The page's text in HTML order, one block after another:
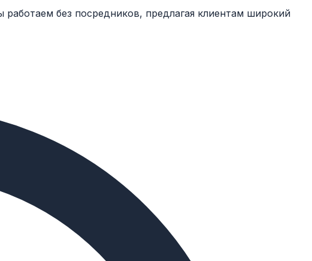
без посредников, предлагая клиентам широкий